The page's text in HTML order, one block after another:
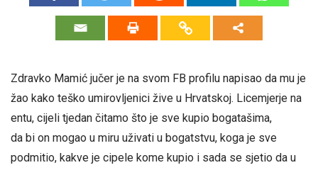
Zdravko Mamić jučer je na svom FB profilu napisao da mu je
žao kako teško umirovljenici žive u Hrvatskoj. Licemjerje na
entu, cijeli tjedan čitamo što je sve kupio bogatašima,
da bi on mogao u miru uživati u bogatstvu, koga je sve
podmitio, kakve je cipele kome kupio i sada se sjetio da u